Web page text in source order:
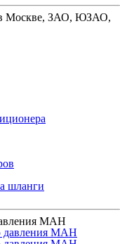
в Москве, ЗАО, ЮЗАО,
шланги
МАН